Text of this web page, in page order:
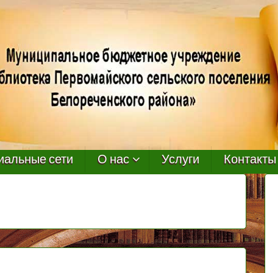
сети О нас Услуги Контакты